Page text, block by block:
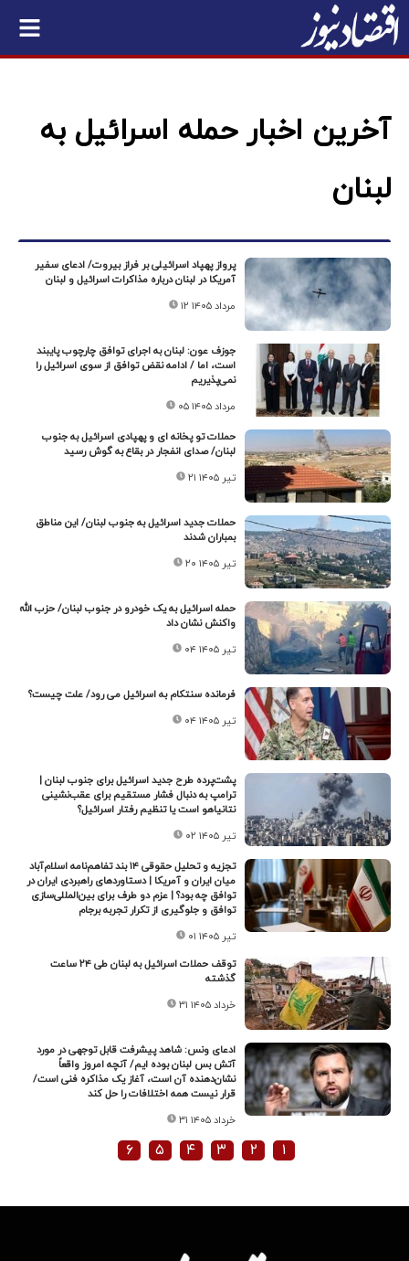
آخرین اخبار حمله اسرائیل به
لبنان
پرواز پهپاد اسرائیلی بر فراز بیروت/ ادعای سفیر
آمریکا در لبنان درباره مذاکرات اسرائیل و لبنان
۱۲ مرداد ۱۴۰۵
جوزف عون: لبنان به اجرای توافق چارچوب پایبند
است، اما / ادامه نقض توافق از سوی اسرائیل را
نمی‌پذیریم
۰۵ مرداد ۱۴۰۵
حملات تو پخانه ای و پهپادی اسرائیل به جنوب
لبنان/ صدای انفجار در بقاع به گوش رسید
۲۱ تیر ۱۴۰۵
حملات جدید اسرائیل به جنوب لبنان/ این مناطق
بمباران شدند
۲۰ تیر ۱۴۰۵
حمله اسرائیل به یک خودرو در جنوب لبنان/ حزب الله
واکنش نشان داد
۰۴ تیر ۱۴۰۵
فرمانده سنتکام به اسرائیل می رود/ علت چیست؟
۰۴ تیر ۱۴۰۵
پشت‌پرده طرح جدید اسرائیل برای جنوب لبنان |
ترامپ به دنبال فشار مستقیم برای عقب‌نشینی
نتانیاهو است یا تنظیم رفتار اسرائیل؟
۰۲ تیر ۱۴۰۵
تجزیه و تحلیل حقوقی ۱۴ بند تفاهم‌نامه اسلام‌آباد
میان ایران و آمریکا | دستاوردهای راهبردی ایران در
توافق چه بود؟ | عزم دو طرف برای بین‌المللی‌سازی
توافق و جلوگیری از تکرار تجربه برجام
۰۱ تیر ۱۴۰۵
توقف حملات اسرائیل به لبنان طی ۲۴ ساعت
گذشته
۳۱ خرداد ۱۴۰۵
ادعای ونس: شاهد پیشرفت قابل توجهی در مورد
آتش بس لبنان بوده ایم/ آنچه امروز واقعاً
نشان‌دهنده آن است، آغاز یک مذاکره فنی است/
قرار نیست همه اختلافات را حل کند
۳۱ خرداد ۱۴۰۵
۱ ۲ ۳ ۴ ۵ ۶